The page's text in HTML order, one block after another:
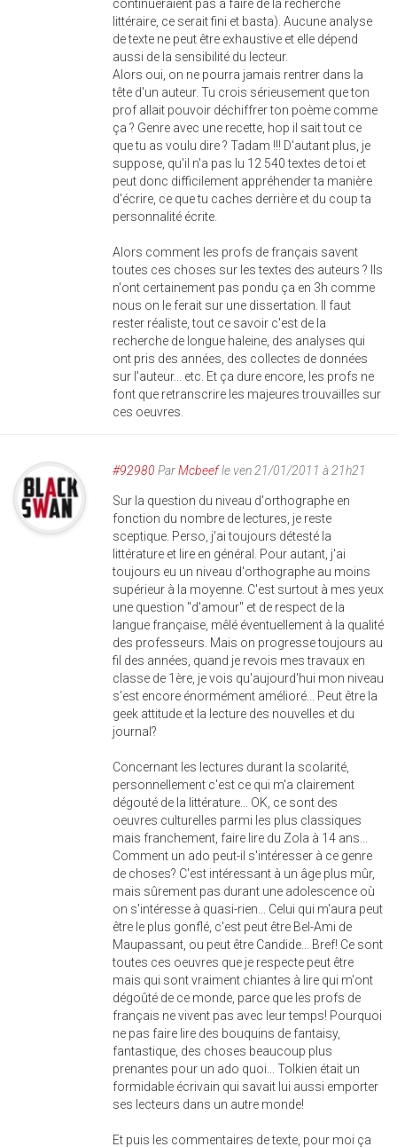
continueraient pas à faire de la recherche
littéraire, ce serait fini et basta). Aucune analyse
de texte ne peut être exhaustive et elle dépend
aussi de la sensibilité du lecteur.
Alors oui, on ne pourra jamais rentrer dans la
tête d'un auteur. Tu crois sérieusement que ton
prof allait pouvoir déchiffrer ton poème comme
ça ? Genre avec une recette, hop il sait tout ce
que tu as voulu dire ? Tadam !!! D'autant plus, je
suppose, qu'il n'a pas lu 12 540 textes de toi et
peut donc difficilement appréhender ta manière
d'écrire, ce que tu caches derrière et du coup ta
personnalité écrite.
Alors comment les profs de français savent
toutes ces choses sur les textes des auteurs ? Ils
n'ont certainement pas pondu ça en 3h comme
nous on le ferait sur une dissertation. Il faut
rester réaliste, tout ce savoir c'est de la
recherche de longue haleine, des analyses qui
ont pris des années, des collectes de données
sur l'auteur... etc. Et ça dure encore, les profs ne
font que retranscrire les majeures trouvailles sur
ces oeuvres.
#92980 ParMcbeefle ven 21/01/2011 à 21h21
Sur la question du niveau d'orthographe en
fonction du nombre de lectures, je reste
sceptique. Perso, j'ai toujours détesté la
littérature et lire en général. Pour autant, j'ai
toujours eu un niveau d'orthographe au moins
supérieur à la moyenne. C'est surtout à mes yeux
une question "d'amour" et de respect de la
langue française, mêlé éventuellement à la qualité
des professeurs. Mais on progresse toujours au
fil des années, quand je revois mes travaux en
classe de 1ère, je vois qu'aujourd'hui mon niveau
s'est encore énormément amélioré... Peut être la
geek attitude et la lecture des nouvelles et du
journal?
Concernant les lectures durant la scolarité,
personnellement c'est ce qui m'a clairement
dégouté de la littérature... OK, ce sont des
oeuvres culturelles parmi les plus classiques
mais franchement, faire lire du Zola à 14 ans...
Comment un ado peut-il s'intéresser à ce genre
de choses? C'est intéressant à un âge plus mûr,
mais sûrement pas durant une adolescence où
on s'intéresse à quasi-rien... Celui qui m'aura peut
être le plus gonflé, c'est peut être Bel-Ami de
Maupassant, ou peut être Candide... Bref! Ce sont
toutes ces oeuvres que je respecte peut être
mais qui sont vraiment chiantes à lire qui m'ont
dégoûté de ce monde, parce que les profs de
français ne vivent pas avec leur temps! Pourquoi
ne pas faire lire des bouquins de fantaisy,
fantastique, des choses beaucoup plus
prenantes pour un ado quoi... Tolkien était un
formidable écrivain qui savait lui aussi emporter
ses lecteurs dans un autre monde!
Et puis les commentaires de texte, pour moi ça